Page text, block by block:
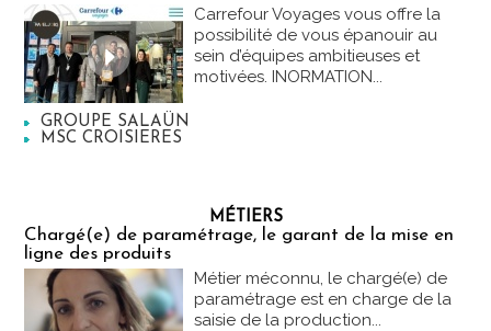
Carrefour Voyages vous offre la
possibilité de vous épanouir au
sein d’équipes ambitieuses et
motivées. INORMATION...
GROUPE SALAÜN
MSC CROISIERES
MÉTIERS
Chargé(e) de paramétrage, le garant de la mise en
ligne des produits
Métier méconnu, le chargé(e) de
paramétrage est en charge de la
saisie de la production...